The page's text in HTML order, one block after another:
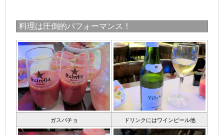
料理は圧倒的パフォーマンス！
ガスパチョ ドリンクにはワインビール他